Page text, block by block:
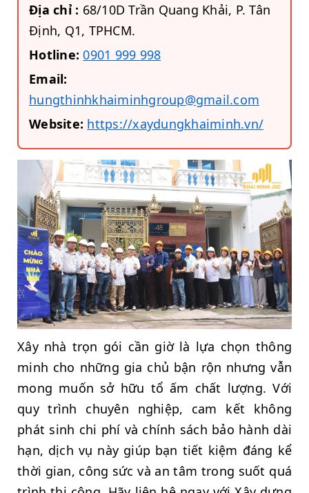
Địa chỉ : 68/10D Trần Quang Khải, P. Tân
Định, Q1, TPHCM.
Hotline: 0901 999 998
Email:
hungthinhkhaiminhgroup@gmail.com
Website: https://xaydungkhaiminh.vn/
Xây nhà trọn gói cần giờ là lựa chọn thông
minh cho những gia chủ bận rộn nhưng vẫn
mong muốn sở hữu tổ ấm chất lượng. Với
quy trình chuyên nghiệp, cam kết không
phát sinh chi phí và chính sách bảo hành dài
hạn, dịch vụ này giúp bạn tiết kiệm đáng kể
thời gian, công sức và an tâm trong suốt quá